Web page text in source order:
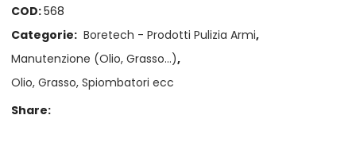
COD:568
Categorie: Boretech - Prodotti Pulizia Armi,
Manutenzione (Olio, Grasso...),
Olio, Grasso, Spiombatori ecc
Share: